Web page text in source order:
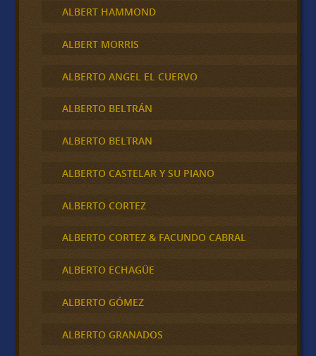
ALBERT HAMMOND
ALBERT MORRIS
ALBERTO ANGEL EL CUERVO
ALBERTO BELTRÁN
ALBERTO BELTRAN
ALBERTO CASTELAR Y SU PIANO
ALBERTO CORTEZ
ALBERTO CORTEZ & FACUNDO CABRAL
ALBERTO ECHAGÜE
ALBERTO GÓMEZ
ALBERTO GRANADOS